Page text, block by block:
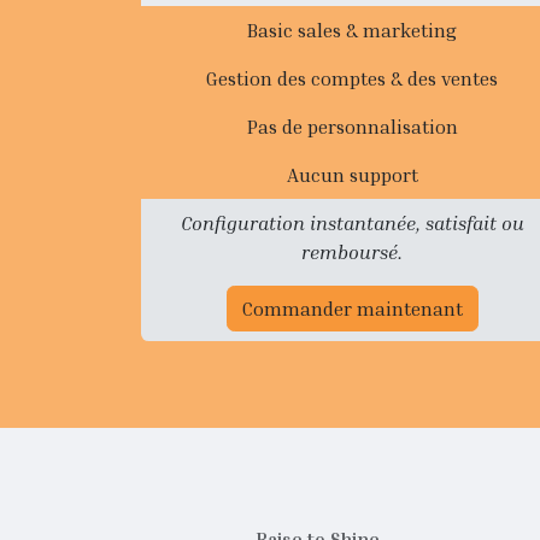
Basic sales & marketing
Gestion des comptes & des ventes
Pas de personnalisation
Aucun support
Configuration instantanée, satisfait ou
remboursé.
Commander maintenant